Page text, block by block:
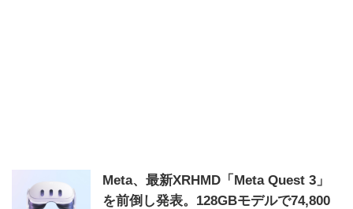
Meta、最新XRHMD「Meta Quest 3」
を前倒し発表。128GBモデルで74,800